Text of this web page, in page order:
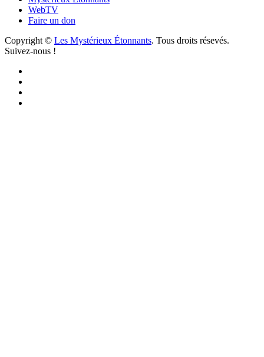
WebTV
Faire un don
Copyright © Les Mystérieux Étonnants. Tous droits résevés.
Suivez-nous !